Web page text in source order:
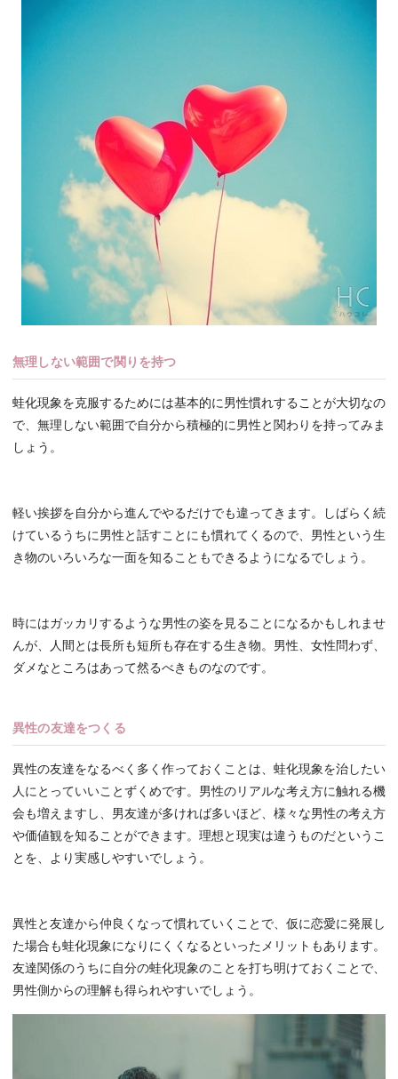
無理しない範囲で関りを持つ
蛙化現象を克服するためには基本的に男性慣れすることが大切なの
で、無理しない範囲で自分から積極的に男性と関わりを持ってみま
しょう。
軽い挨拶を自分から進んでやるだけでも違ってきます。しばらく続
けているうちに男性と話すことにも慣れてくるので、男性という生
き物のいろいろな一面を知ることもできるようになるでしょう。
時にはガッカリするような男性の姿を見ることになるかもしれませ
んが、人間とは長所も短所も存在する生き物。男性、女性問わず、
ダメなところはあって然るべきものなのです。
異性の友達をつくる
異性の友達をなるべく多く作っておくことは、蛙化現象を治したい
人にとっていいことずくめです。男性のリアルな考え方に触れる機
会も増えますし、男友達が多ければ多いほど、様々な男性の考え方
や価値観を知ることができます。理想と現実は違うものだというこ
とを、より実感しやすいでしょう。
異性と友達から仲良くなって慣れていくことで、仮に恋愛に発展し
た場合も蛙化現象になりにくくなるといったメリットもあります。
友達関係のうちに自分の蛙化現象のことを打ち明けておくことで、
男性側からの理解も得られやすいでしょう。